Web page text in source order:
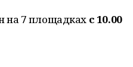
на 7 площадках с 10.00